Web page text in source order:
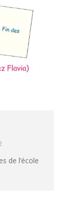
de l’école